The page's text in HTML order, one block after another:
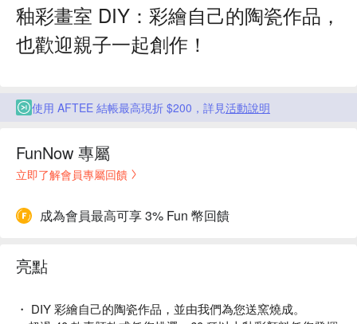
釉彩畫室 DIY：彩繪自己的陶瓷作品，
也歡迎親子一起創作！
使用 AFTEE 結帳最高現折 $200，詳見活動說明
FunNow 專屬
立即了解會員專屬回饋
成為會員最高可享 3% Fun 幣回饋
亮點
・ DIY 彩繪自己的陶瓷作品，並由我們為您送窯燒成。